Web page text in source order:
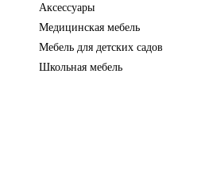
Аксессуары
Медицинская мебель
Мебель для детских садов
Школьная мебель